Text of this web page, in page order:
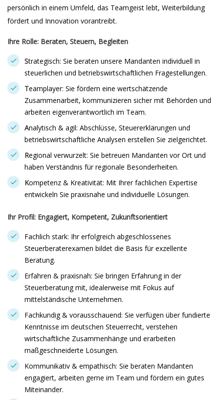
persönlich in einem Umfeld, das Teamgeist lebt, Weiterbildung
fördert und Innovation vorantreibt.
Ihre Rolle: Beraten, Steuern, Begleiten
Strategisch: Sie beraten unsere Mandanten individuell in
steuerlichen und betriebswirtschaftlichen Fragestellungen.
Teamplayer: Sie fördern eine wertschätzende
Zusammenarbeit, kommunizieren sicher mit Behörden und
arbeiten eigenverantwortlich im Team.
Analytisch & agil: Abschlüsse, Steuererklärungen und
betriebswirtschaftliche Analysen erstellen Sie zielgerichtet.
Regional verwurzelt: Sie betreuen Mandanten vor Ort und
haben Verständnis für regionale Besonderheiten.
Kompetenz & Kreativität: Mit Ihrer fachlichen Expertise
entwickeln Sie praxisnahe und individuelle Lösungen.
Ihr Profil: Engagiert, Kompetent, Zukunftsorientiert
Fachlich stark: Ihr erfolgreich abgeschlossenes
Steuerberaterexamen bildet die Basis für exzellente
Beratung.
Erfahren & praxisnah: Sie bringen Erfahrung in der
Steuerberatung mit, idealerweise mit Fokus auf
mittelständische Unternehmen.
Fachkundig & vorausschauend: Sie verfügen über fundierte
Kenntnisse im deutschen Steuerrecht, verstehen
wirtschaftliche Zusammenhänge und erarbeiten
maßgeschneiderte Lösungen.
Kommunikativ & empathisch: Sie beraten Mandanten
engagiert, arbeiten gerne im Team und fördern ein gutes
Miteinander.